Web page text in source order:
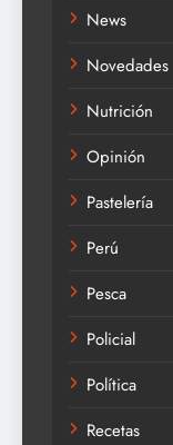
News
Novedades
Nutrición
Opinión
Pastelería
Perú
Pesca
Policial
Política
Recetas